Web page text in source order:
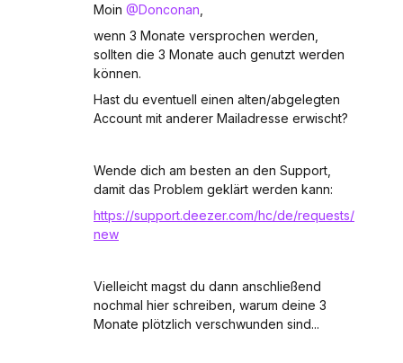
Moin @Donconan
wenn 3 Monate versprochen werden,
sollten die 3 Monate auch genutzt werden
können.
Hast du eventuell einen alten/abgelegten
Account mit anderer Mailadresse erwischt?
Wende dich am besten an den Support,
damit das Problem geklärt werden kann:
https://support.deezer.com/hc/de/requests/
new
Vielleicht magst du dann anschließend
nochmal hier schreiben, warum deine 3
Monate plötzlich verschwunden sind...